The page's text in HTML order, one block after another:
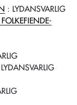
: LYDANSVARLIG